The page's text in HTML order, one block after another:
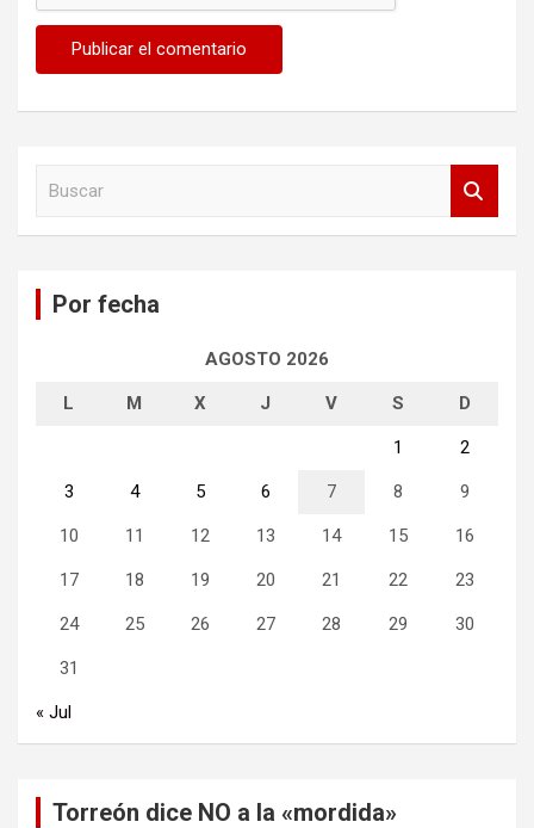
Por fecha
AGOSTO 2026
L M X J V S D
1 2
3 4 5 6 7 8 9
10 11 12 13 14 15 16
17 18 19 20 21 22 23
24 25 26 27 28 29 30
31
« Jul
Torreón dice NO a la «mordida»